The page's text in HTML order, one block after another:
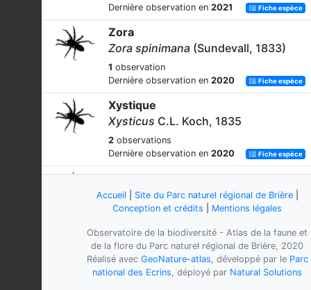
Dernière observation en 2021 Fiche espèce
Zora
Zora spinimana (Sundevall, 1833)
1 observation
Dernière observation en 2020 Fiche espèce
Xystique
Xysticus C.L. Koch, 1835
2 observations
Dernière observation en 2020 Fiche espèce
-
Heliophanus flavipes (Hahn, 1832)
observation
Dernière observation en
2020
-
Theridion hemerobium Simon, 1914
Accueil Site du Parc naturel régional de Brière|
Conception et crédits
Mentions légales
Observatoire de la biodiversité - Atlas de la faune et
de la flore du Parc naturel régional de Brière, 2020
Réalisé avec GeoNature-atlas, développé par le Parc
national des Ecrins, déployé par Natural Solutions